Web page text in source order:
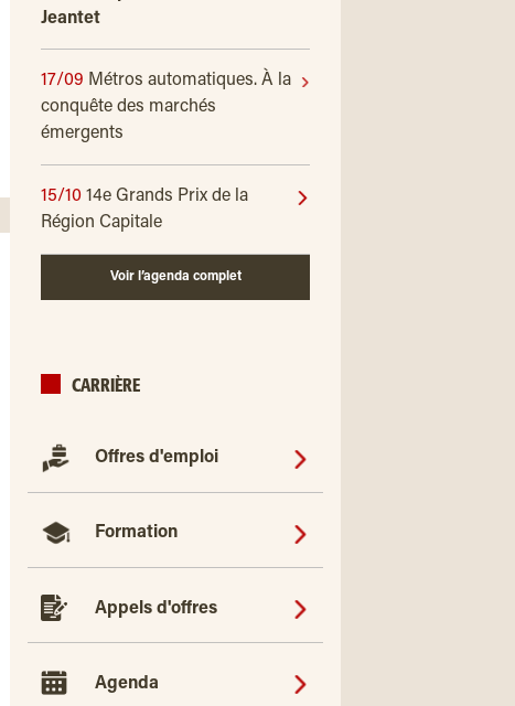
Jeantet
17/09 Métros automatiques. À la
conquête des marchés
émergents
15/10 14e Grands Prix de la
Région Capitale
Voir l’agenda complet
CARRIÈRE
Offres d'emploi
Formation
Appels d'offres
Agenda